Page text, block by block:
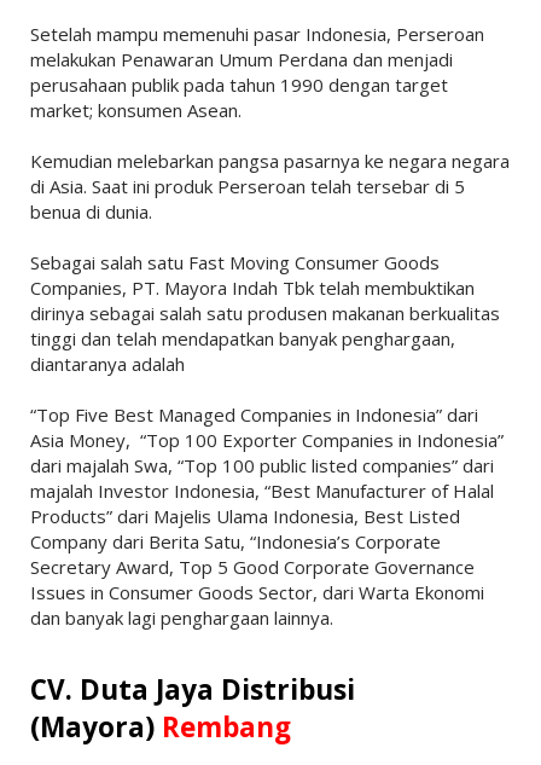
Setelah mampu memenuhi pasar Indonesia, Perseroan
melakukan Penawaran Umum Perdana dan menjadi
perusahaan publik pada tahun 1990 dengan target
market; konsumen Asean.
Kemudian melebarkan pangsa pasarnya ke negara negara
di Asia. Saat ini produk Perseroan telah tersebar di 5
benua di dunia.
Sebagai salah satu Fast Moving Consumer Goods
Companies, PT. Mayora Indah Tbk telah membuktikan
dirinya sebagai salah satu produsen makanan berkualitas
tinggi dan telah mendapatkan banyak penghargaan,
diantaranya adalah
“Top Five Best Managed Companies in Indonesia” dari
Asia Money, “Top 100 Exporter Companies in Indonesia”
dari majalah Swa, “Top 100 public listed companies” dari
majalah Investor Indonesia, “Best Manufacturer of Halal
Products” dari Majelis Ulama Indonesia, Best Listed
Company dari Berita Satu, “Indonesia’s Corporate
Secretary Award, Top 5 Good Corporate Governance
Issues in Consumer Goods Sector, dari Warta Ekonomi
dan banyak lagi penghargaan lainnya.
CV. Duta Jaya Distribusi
(Mayora) Rembang